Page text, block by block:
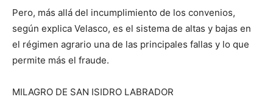
Pero, más allá del incumplimiento de los convenios,
según explica Velasco, es el sistema de altas y bajas en
el régimen agrario una de las principales fallas y lo que
permite más el fraude.
MILAGRO DE SAN ISIDRO LABRADOR